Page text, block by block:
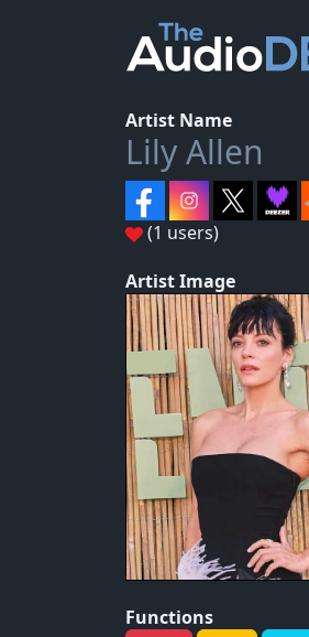
Artist Name
Lily Allen
(1 users)
Artist Image
Functions